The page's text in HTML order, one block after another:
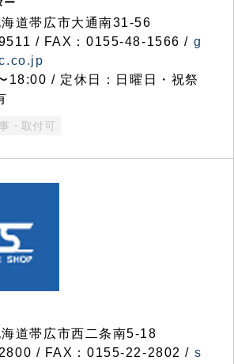
道帯広市大通南31-56
/ FAX：0155-48-1566 / g
18:00 / 定休日：日曜日・祝祭
・取付可
道帯広市西二条南5-18
/ FAX：0155-22-2802 / s